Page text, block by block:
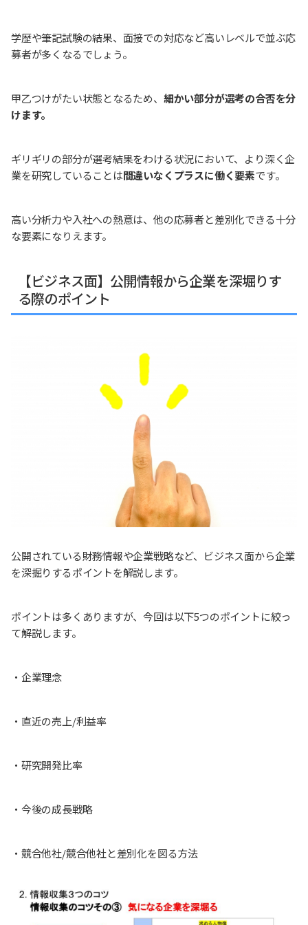
学歴や筆記試験の結果、面接での対応など高いレベルで並ぶ応
募者が多くなるでしょう。
甲乙つけがたい状態となるため、 細かい部分が選考の合否を分
けます。
ギリギリの部分が選考結果をわける状況において、より深く企
業を研究していることは間違いなくプラスに働く要素です。
高い分析力や入社への熱意は、他の応募者と差別化できる十分
な要素になりえます。
【ビジネス面】公開情報から企業を深堀りす
る際のポイント
公開されている財務情報や企業戦略など、ビジネス面から企業
を深掘りするポイントを解説します。
ポイントは多くありますが、今回は以下5つのポイントに絞っ
て解説します。
・企業理念
・直近の売上/利益率
・研究開発比率
・今後の成長戦略
・競合他社/競合他社と差別化を図る方法